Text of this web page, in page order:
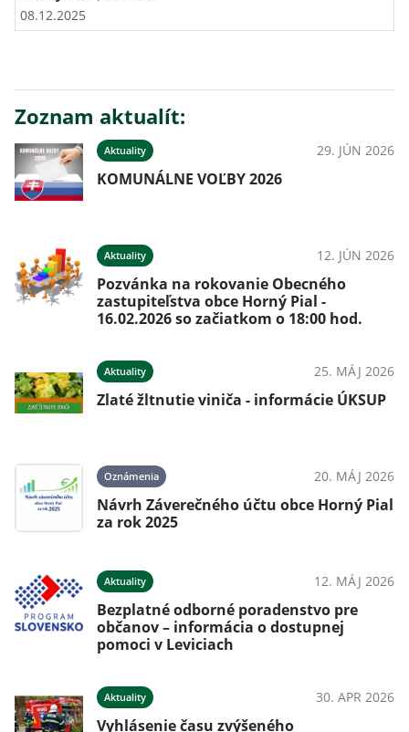
08.12.2025
Zoznam aktualít:
Aktuality 29. JÚN 2026
KOMUNÁLNE VOĽBY 2026
Aktuality 12. JÚN 2026
Pozvánka na rokovanie Obecného
zastupiteľstva obce Horný Pial -
16.02.2026 so začiatkom o 18:00 hod.
Aktuality 25. MÁJ 2026
Zlaté žltnutie viniča - informácie ÚKSUP
Oznámenia 20. MÁJ 2026
Návrh Záverečného účtu obce Horný Pial
za rok 2025
Aktuality 12. MÁJ 2026
Bezplatné odborné poradenstvo pre
občanov – informácia o dostupnej
pomoci v Leviciach
Aktuality 30. APR 2026
Vyhlásenie času zvýšeného